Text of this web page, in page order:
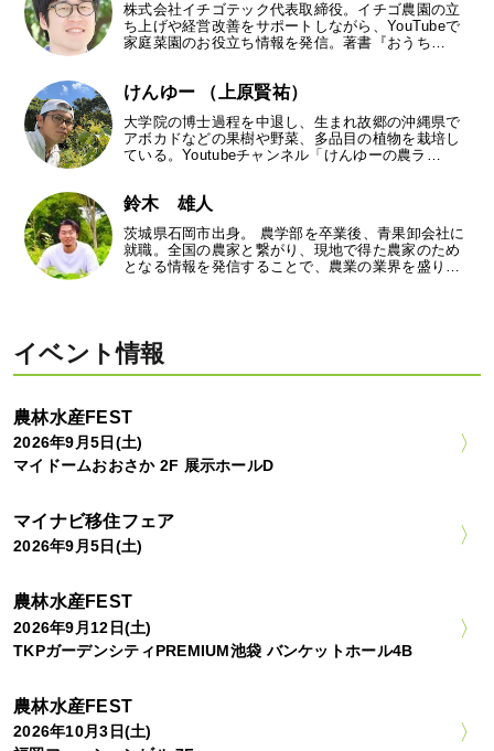
株式会社イチゴテック代表取締役。イチゴ農園の立
ち上げや経営改善をサポートしながら、YouTubeで
家庭菜園のお役立ち情報を発信。著書『おうち…
けんゆー （上原賢祐）
大学院の博士過程を中退し、生まれ故郷の沖縄県で
アボカドなどの果樹や野菜、多品目の植物を栽培し
ている。Youtubeチャンネル「けんゆーの農ラ…
鈴木 雄人
茨城県石岡市出身。 農学部を卒業後、青果卸会社に
就職。全国の農家と繋がり、現地で得た農家のため
となる情報を発信することで、農業の業界を盛り…
イベント情報
農林水産FEST
2026年9月5日(土)
マイドームおおさか 2F 展示ホールD
マイナビ移住フェア
2026年9月5日(土)
農林水産FEST
2026年9月12日(土)
TKPガーデンシティPREMIUM池袋 バンケットホール4B
農林水産FEST
2026年10月3日(土)